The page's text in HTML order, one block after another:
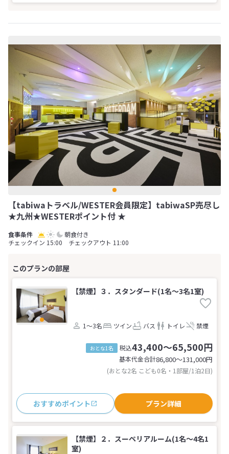
【tabiwaトラベル/WESTER会員限定】tabiwaSP売尽し
★九州★WESTERポイント付 ★
朝食付き
チェックイン 15:00 チェックアウト 11:00
【禁煙】３．スタンダード(1名～3名1室)
1～3名 ツイン バス トイレ 禁煙
おとな1名 税込43,400～65,500円
基本代金合計86,800〜131,000円
(おとな2名 こども0名・1部屋/1泊2日)
おすすめポイント プラン詳細
【禁煙】２．スーペリアルーム(1名～4名1
室)